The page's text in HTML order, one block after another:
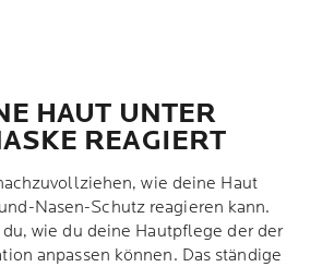
HAUT UNTER
REAGIERT
wie deine Haut
Nasen-Schutz reagieren kann.
wie du deine Hautpflege der der
anpassen können. Das ständige